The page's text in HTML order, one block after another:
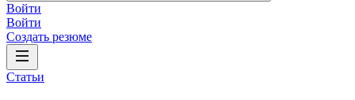
Войти
Войти
Создать резюме
Статьи